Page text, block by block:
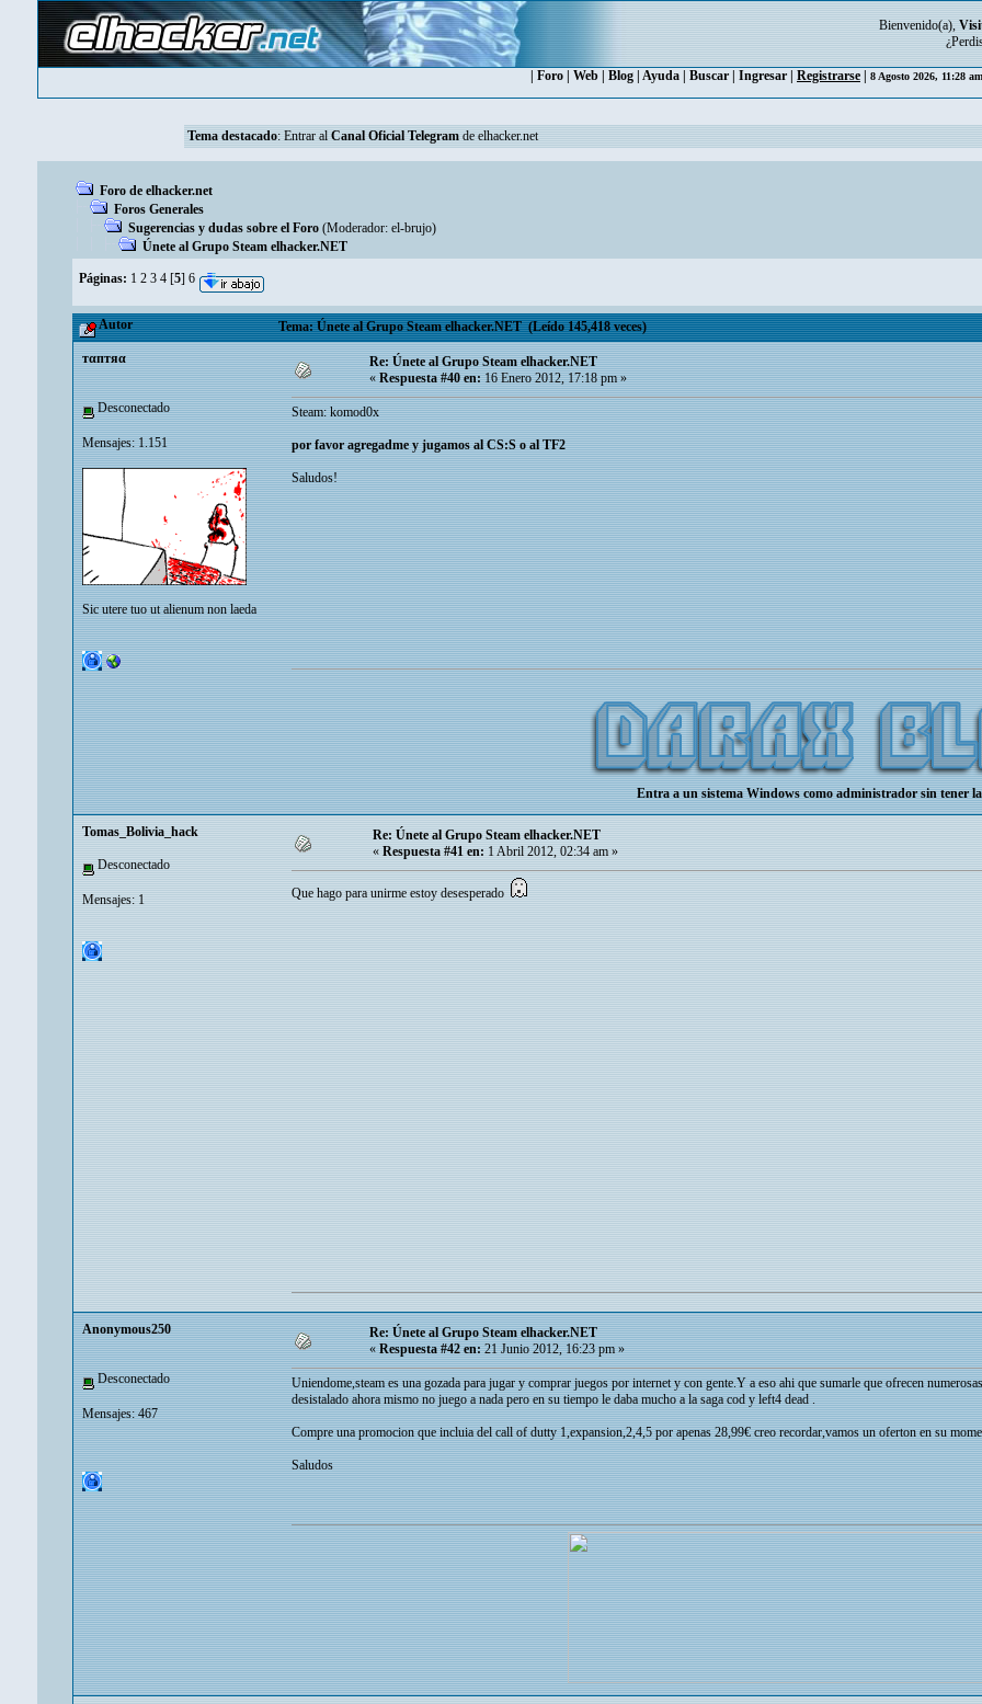
Bienvenido(a),
Foro Web Blog Ayuda Buscar Ingresar Registrarse 8 Agosto 2026, 11:28 am
Tema destacado: Entrar al Canal Oficial Telegram de elhacker.net
Foro de elhacker.net
Foros Generales
Sugerencias y dudas sobre el Foro (Moderador: el-brujo)
Únete al Grupo Steam elhacker.NET
Páginas: 1 2 3 4 [5] 6
Autor Tema: Únete al Grupo Steam elhacker.NET (Leído 145,418 veces)
тαптяα
Desconectado
Mensajes: 1.151
Sic utere tuo ut alienum non laeda
Re: Únete al Grupo Steam elhacker.NET
«Respuesta #40 en:16 Enero 2012, 17:18 pm »
Steam: komod0x
por favor agregadme y jugamos al CS:S o al TF2
Saludos!
Entra a un sistema Windows como administrador sin tener
Tomas_Bolivia_hack
Desconectado
Mensajes: 1
Re: Únete al Grupo Steam elhacker.NET
« Respuesta #41 en: 1 Abril 2012, 02:34 am »
Que hago para unirme estoy desesperado
Anonymous250
Desconectado
Mensajes: 467
Re: Únete al Grupo Steam elhacker.NET
«Respuesta #42 en:21 Junio 2012, 16:23 pm »
Uniendome,steam es una gozada para jugar y comprar juegos por internet y con gente.Y a eso ahi que sumarle que ofrecen
desistalado ahora mismo no juego a nada pero en su tiempo le daba mucho a la saga cod y left4 dead .
Compre una promocion que incluia del call of dutty 1,expansion,2,4,5 por apenas 28,99€ creo recordar,vamos un oferton en su
Saludos